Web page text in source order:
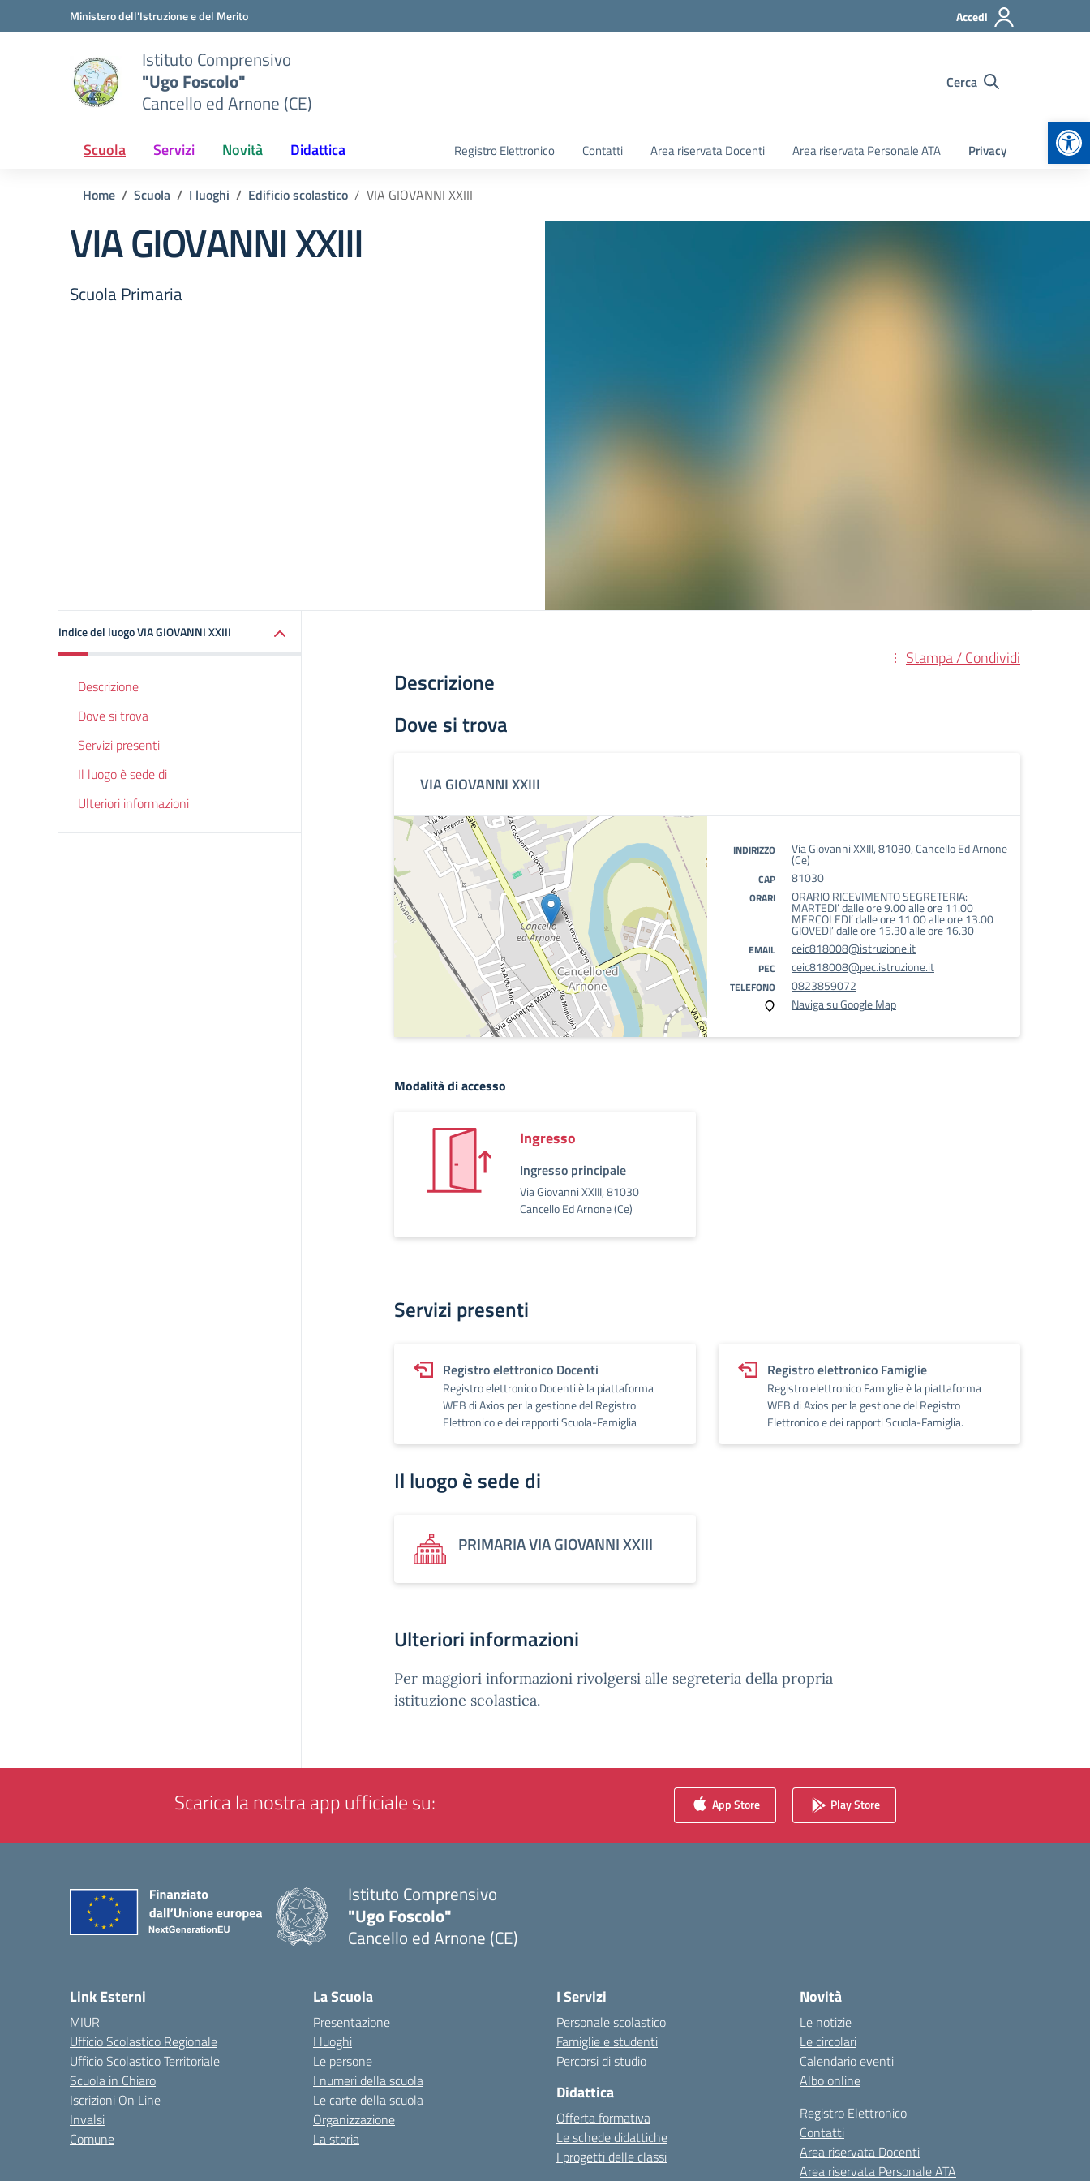
Vai ai contenuti
Vai al menu di navigazioneMinistero dell'Istruzione e del Merito Accedi
Istituto Comprensivo
"Ugo Foscolo"
Cancello ed Arnone (CE)
Cerca
Scuola Servizi Novità Didattica Registro Elettronico Contatti Area riservata Docenti Area riservata Personale ATA Privacy
Home Scuola I luoghi Edificio scolastico VIA GIOVANNI XXIII
VIA GIOVANNI XXIII
Scuola Primaria
Indice del luogo VIA GIOVANNI XXIII
Descrizione
Dove si trova
Servizi presenti
Il luogo è sede di
Ulteriori informazioni
Stampa / Condividi
Descrizione
Dove si trova
VIA GIOVANNI XXIII
INDIRIZZO Via Giovanni XXIII, 81030, Cancello Ed Arnone
(Ce)
CAP 81030
ORARI ORARIO RICEVIMENTO SEGRETERIA:
MARTEDI’ dalle ore 9.00 alle ore 11.00
MERCOLEDI’ dalle ore 11.00 alle ore 13.00
GIOVEDI’ dalle ore 15.30 alle ore 16.30
EMAIL ceic818008@istruzione.it
PEC ceic818008@pec.istruzione.it
TELEFONO
0823859072
Naviga su Google Map
Modalità di accesso
Ingresso
Ingresso principale
Via Giovanni XXIII, 81030
Cancello Ed Arnone (Ce)
Servizi presenti
Registro elettronico Docenti
Registro elettronico Docenti è la piattaforma
WEB di Axios per la gestione del Registro
Elettronico e dei rapporti Scuola-Famiglia
Registro elettronico Famiglie
Registro elettronico Famiglie è la piattaforma
WEB di Axios per la gestione del Registro
Elettronico e dei rapporti Scuola-Famiglia.
Il luogo è sede di
PRIMARIA VIA GIOVANNI XXIII
Ulteriori informazioni
Per maggiori informazioni rivolgersi alle segreteria della propria
istituzione scolastica.
Scarica la nostra app ufficiale su: App Store Play Store
Istituto Comprensivo
"Ugo Foscolo"
Cancello ed Arnone (CE)
Link Esterni
MIUR
Ufficio Scolastico Regionale
Ufficio Scolastico Territoriale
Scuola in Chiaro
Iscrizioni On Line
Invalsi
Comune
La Scuola
Presentazione
I luoghi
Le persone
I numeri della scuola
Le carte della scuola
Organizzazione
La storia
I Servizi
Personale scolastico
Famiglie e studenti
Percorsi di studio
Didattica
Offerta formativa
Le schede didattiche
I progetti delle classi
Novità
Le notizie
Le circolari
Calendario eventi
Albo online
Registro Elettronico
Contatti
Area riservata Docenti
Area riservata Personale ATA